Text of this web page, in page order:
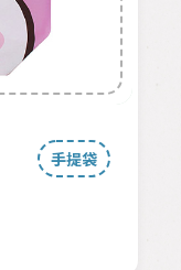
手提袋